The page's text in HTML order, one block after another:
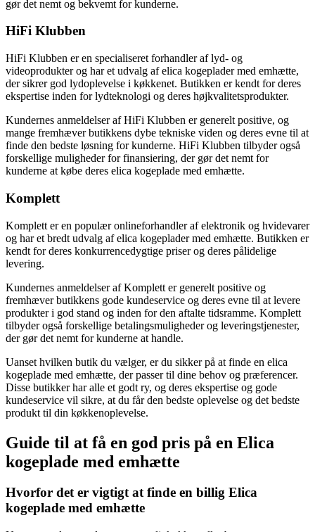
gør det nemt og bekvemt for kunderne.
HiFi Klubben
HiFi Klubben er en specialiseret forhandler af lyd- og
videoprodukter og har et udvalg af elica kogeplader med emhætte,
der sikrer god lydoplevelse i køkkenet. Butikken er kendt for deres
ekspertise inden for lydteknologi og deres højkvalitetsprodukter.
Kundernes anmeldelser af HiFi Klubben er generelt positive, og
mange fremhæver butikkens dybe tekniske viden og deres evne til at
finde den bedste løsning for kunderne. HiFi Klubben tilbyder også
forskellige muligheder for finansiering, der gør det nemt for
kunderne at købe deres elica kogeplade med emhætte.
Komplett
Komplett er en populær onlineforhandler af elektronik og hvidevarer
og har et bredt udvalg af elica kogeplader med emhætte. Butikken er
kendt for deres konkurrencedygtige priser og deres pålidelige
levering.
Kundernes anmeldelser af Komplett er generelt positive og
fremhæver butikkens gode kundeservice og deres evne til at levere
produkter i god stand og inden for den aftalte tidsramme. Komplett
tilbyder også forskellige betalingsmuligheder og leveringstjenester,
der gør det nemt for kunderne at handle.
Uanset hvilken butik du vælger, er du sikker på at finde en elica
kogeplade med emhætte, der passer til dine behov og præferencer.
Disse butikker har alle et godt ry, og deres ekspertise og gode
kundeservice vil sikre, at du får den bedste oplevelse og det bedste
produkt til din køkkenoplevelse.
Guide til at få en god pris på en Elica
kogeplade med emhætte
Hvorfor det er vigtigt at finde en billig Elica
kogeplade med emhætte